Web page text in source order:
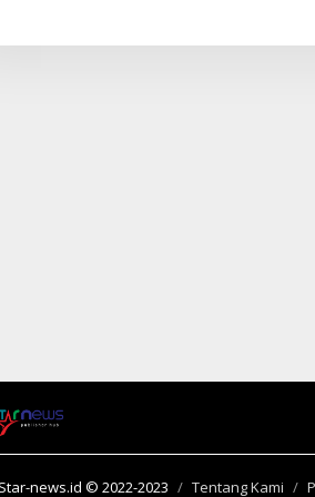
news.id © 2022-2023 Tentang Kami